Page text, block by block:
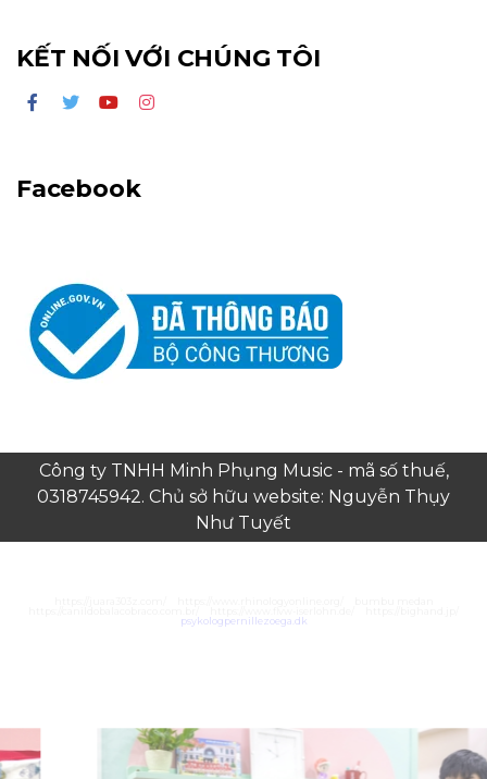
KẾT NỐI VỚI CHÚNG TÔI
Facebook
Công ty TNHH Minh Phụng Music - mã số thuế,
0318745942. Chủ sở hữu website: Nguyễn Thụy
Như Tuyết
psykologpernillezoega.dk